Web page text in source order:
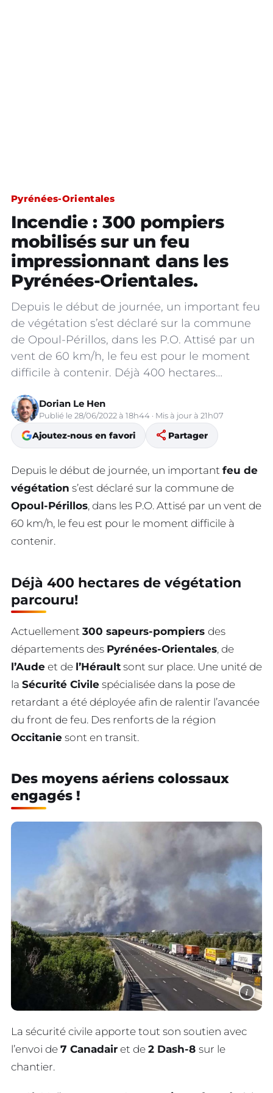
Pyrénées-Orientales
Incendie : 300 pompiers
mobilisés sur un feu
impressionnant dans les
Pyrénées-Orientales.
Depuis le début de journée, un important feu
de végétation s’est déclaré sur la commune
de Opoul-Périllos, dans les P.O. Attisé par un
vent de 60 km/h, le feu est pour le moment
difficile à contenir. Déjà 400 hectares…
Dorian Le Hen
Publié le 28/06/2022 à 18h44 · Mis à jour à 21h07
Ajoutez-nous en favori share Partager
Depuis le début de journée, un important feu de
végétation s’est déclaré sur la commune de
Opoul-Périllos, dans les P.O. Attisé par un vent de
60 km/h, le feu est pour le moment difficile à
contenir.
Déjà 400 hectares de végétation
parcouru!
Actuellement 300 sapeurs-pompiers des
départements des Pyrénées-Orientales, de
l’Aude et de l’Hérault sont sur place. Une unité de
la Sécurité Civile spécialisée dans la pose de
retardant a été déployée afin de ralentir l’avancée
du front de feu. Des renforts de la région
Occitanie sont en transit.
Des moyens aériens colossaux
engagés !
i
La sécurité civile apporte tout son soutien avec
l’envoi de 7 Canadair et de 2 Dash-8 sur le
chantier.